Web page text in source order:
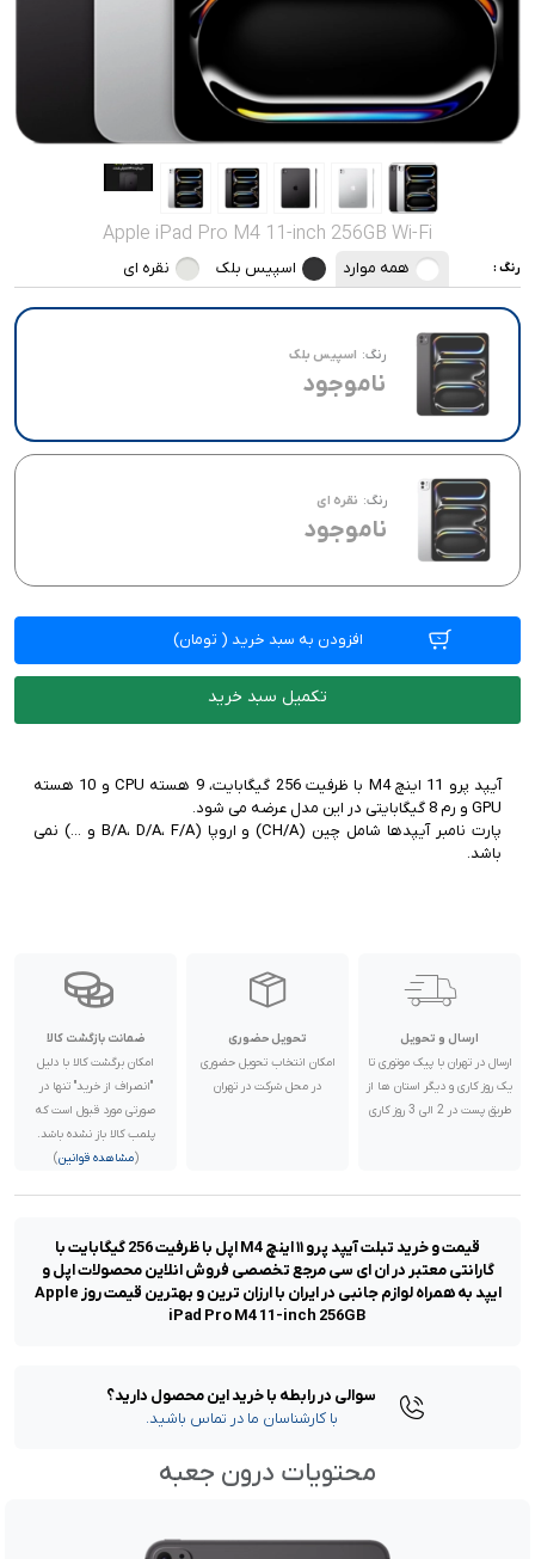
Apple iPad Pro M4 11-inch 256GB Wi-Fi
رنگ : همه موارد اسپیس بلک نقره ای
رنگ: اسپیس بلک
ناموجود
رنگ: نقره ای
ناموجود
افزودن به سبد خرید ( تومان)
تکمیل سبد خرید
آیپد پرو 11 اینچ M4 با ظرفیت 256 گیگابایت، 9 هسته CPU و 10 هسته
پارت نامبر آیپدها شامل چین (CH/A) و اروپا (‌‌B/A، D/A، F/A و ...) نمی
باشد.
ارسال و تحویل
ارسال در تهران با پیک موتوری تا
یک روز کاری و دیگر استان ها از
طریق پست در 2 الی 3 روز کاری
تحویل حضوری
امکان انتخاب تحویل حضوری
در محل شرکت در تهران
ضمانت بازگشت کالا
امکان برگشت کالا با دلیل
"انصراف از خرید" تنها در
صورتی مورد قبول است که
پلمب کالا باز نشده باشد.
(مشاهده قوانین)
قیمت و خرید تبلت آیپد پرو ۱۱ اینچ M4 اپل با ظرفیت 256 گیگابایت با
گارانتی معتبر در ان ای سی مرجع تخصصی فروش انلاین محصولات اپل و
ایپد به همراه لوازم جانبی در ایران با ارزان ترین و بهترین قیمت روز Apple
iPad Pro M4 11-inch 256GB
سوالی در رابطه با خرید این محصول دارید؟
با کارشناسان ما در تماس باشید.
محتویات درون جعبه